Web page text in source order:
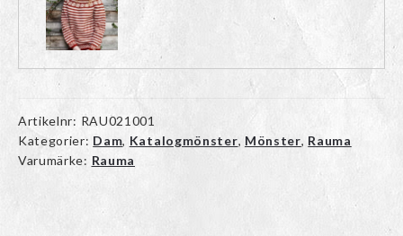
Artikelnr: RAU021001
Kategorier: Dam, Katalogmönster, Mönster, Rauma
Varumärke: Rauma